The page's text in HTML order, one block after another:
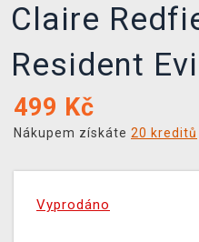
Claire
Resident
499 Kč
Nákupem získáte 20 kreditů
Vyprodáno